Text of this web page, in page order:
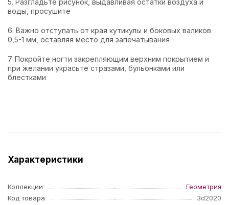
5. Разгладьте рисунок, выдавливая остатки воздуха и
воды, просушите
6. Важно отступать от края кутикулы и боковых валиков
0,5-1 мм, оставляя место для запечатывания
7. Покройте ногти закрепляющим верхним покрытием и
при желании украсьте стразами, бульонками или
блестками
Характеристики
Коллекции
Геометрия
Код товара
3d2020